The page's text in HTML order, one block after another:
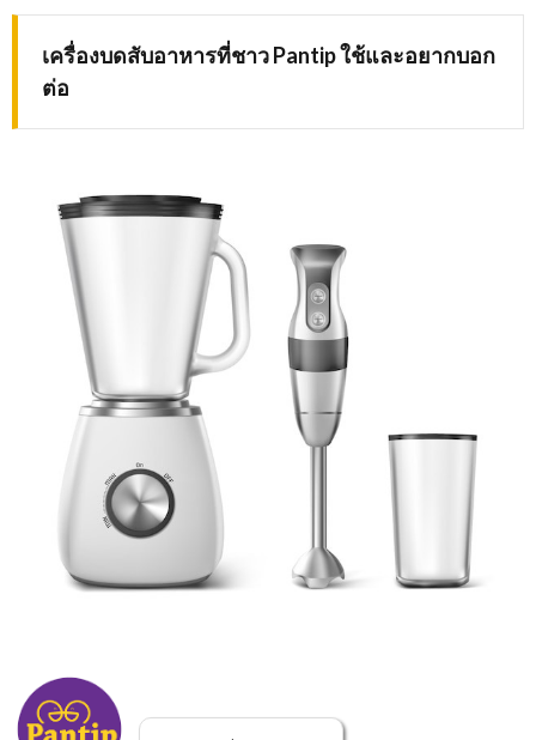
เครื่องบดสับอาหารที่ชาว Pantip ใช้และอยากบอก
ต่อ